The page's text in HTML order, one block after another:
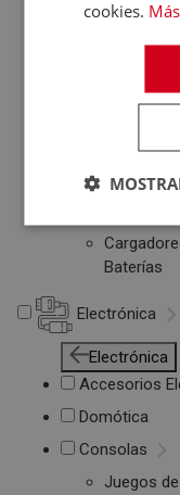
Otros PC
Soportes
Maletines
Cables
Baterías
Electrónica
Electrónica
Accesorios
Domótica
Consolas
Juegos
cookies.